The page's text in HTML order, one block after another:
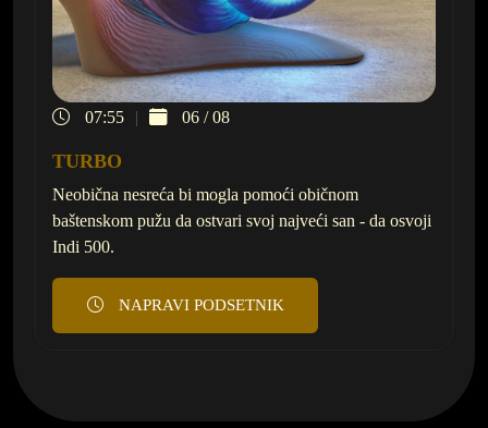
07:55 06 / 08
TURBO
Neobična nesreća bi mogla pomoći običnom
baštenskom pužu da ostvari svoj najveći san - da osvoji
Indi 500.
NAPRAVI PODSETNIK